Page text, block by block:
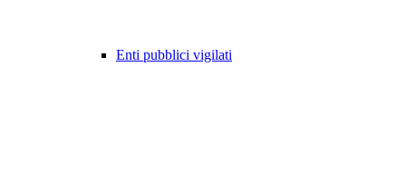
Enti pubblici vigilati